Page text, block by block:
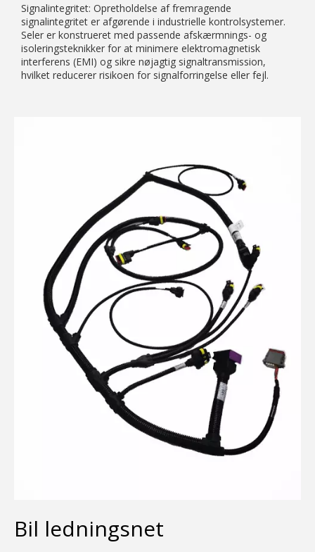
Signalintegritet: Opretholdelse af fremragende
signalintegritet er afgørende i industrielle kontrolsystemer.
Seler er konstrueret med passende afskærmnings- og
isoleringsteknikker for at minimere elektromagnetisk
interferens (EMI) og sikre nøjagtig signaltransmission,
hvilket reducerer risikoen for signalforringelse eller fejl.
Bil ledningsnet